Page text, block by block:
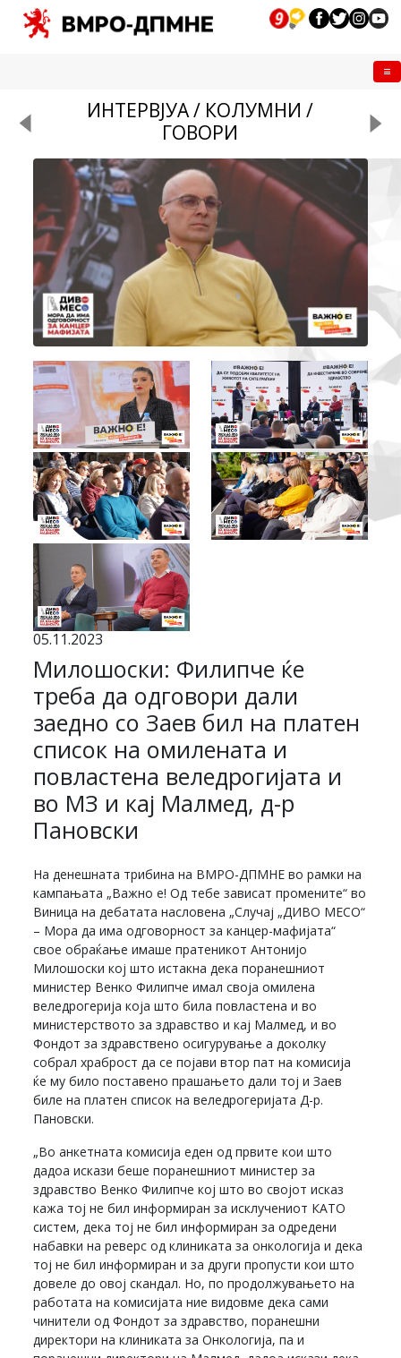
ИНТЕРВЈУА / КОЛУМНИ /
ГОВОРИ
05.11.2023
Милошоски: Филипче ќе
треба да одговори дали
заедно со Заев бил на платен
список на омилената и
повластена веледрогијата и
во МЗ и кај Малмед, д-р
Пановски
На денешната трибина на ВМРО-ДПМНЕ во рамки на
кампањата „Важно е! Од тебе зависат промените“ во
Виница на дебатата насловена „Случај „ДИВО МЕСО“
– Мора да има одговорност за канцер-мафијата“
свое обраќање имаше пратеникот Антонијо
Милошоски кој што истакна дека поранешниот
министер Венко Филипче имал своја омилена
веледрогерија која што била повластена и во
министерството за здравство и кај Малмед, и во
Фондот за здравствено осигурување а доколку
собрал храброст да се појави втор пат на комисија
ќе му било поставено прашањето дали тој и Заев
биле на платен список на веледрогеријата Д-р.
Пановски.
„Во анкетната комисија еден од првите кои што
дадоа искази беше поранешниот министер за
здравство Венко Филипче кој што во својот исказ
кажа тој не бил информиран за исклучениот КАТО
систем, дека тој не бил информиран за одредени
набавки на реверс од клиниката за онкологија и дека
тој не бил информиран и за други пропусти кои што
довеле до овој скандал. Но, по продолжувањето на
работата на комисијата ние видовме дека сами
чинители од Фондот за здравство, поранешни
директори на клиниката за Онкологија, па и